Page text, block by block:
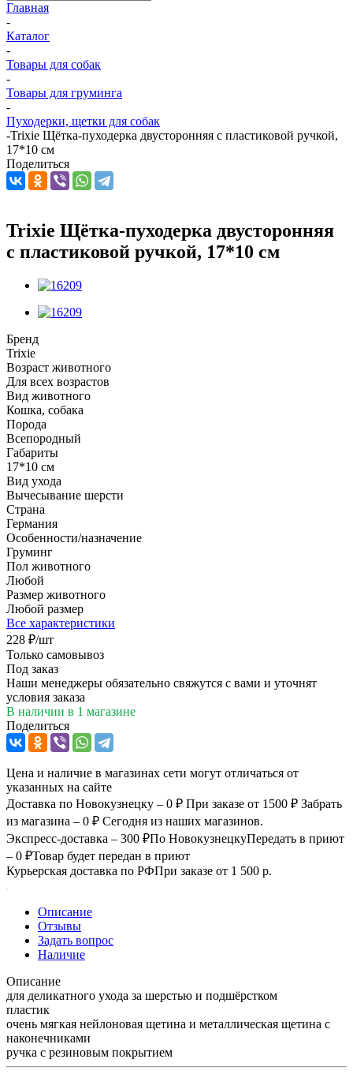
Главная
-
Каталог
-
Товары для собак
-
Товары для груминга
-
Пуходерки, щетки для собак
-Trixie Щётка-пуходерка двусторонняя с пластиковой ручкой,
17*10 см
Поделиться
Trixie Щётка-пуходерка двусторонняя
с пластиковой ручкой, 17*10 см
Бренд
Trixie
Возраст животного
Для всех возрастов
Вид животного
Кошка, собака
Порода
Всепородный
Габариты
17*10 см
Вид ухода
Вычесывание шерсти
Страна
Германия
Особенности/назначение
Груминг
Пол животного
Любой
Размер животного
Любой размер
Все характеристики
228 ₽/шт
Только самовывоз
Под заказ
Наши менеджеры обязательно свяжутся с вами и уточнят
условия заказа
В наличии в 1 магазине
Поделиться
Цена и наличие в магазинах сети могут отличаться от
указанных на сайте
Доставка по Новокузнецку – 0 ₽ При заказе от 1500 ₽ Забрать
из магазина – 0 ₽ Сегодня из наших магазинов.
Экспресс-доставка – 300 ₽По НовокузнецкуПередать в приют
– 0 ₽Товар будет передан в приют
Курьерская доставка по РФПри заказе от 1 500 р.
Описание
Отзывы
Задать вопрос
Наличие
Описание
для деликатного ухода за шерстью и подшёрстком
пластик
очень мягкая нейлоновая щетина и металлическая щетина с
наконечниками
ручка с резиновым покрытием